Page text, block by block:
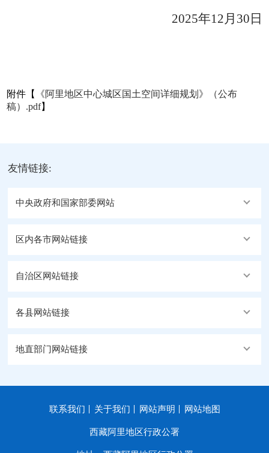
2025年12月30日
附件【
《阿里地区中心城区国土空间详细规划》（公布
稿）.pdf】
友情链接:
中央政府和国家部委网站
区内各市网站链接
自治区网站链接
各县网站链接
地直部门网站链接
联系我们 关于我们 网站声明 网站地图
西藏阿里地区行政公署